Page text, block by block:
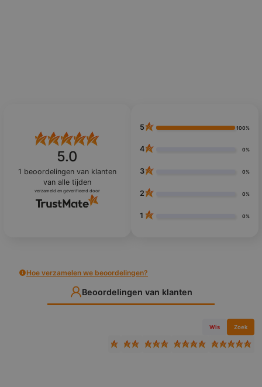
5.0
1 beoordelingen van klanten
van alle tijden
verzameld en geverifieerd door
5 100%
4 0%
3 0%
2 0%
1 0%
Hoe verzamelen we beoordelingen?
Beoordelingen van klanten
Wis Zoek